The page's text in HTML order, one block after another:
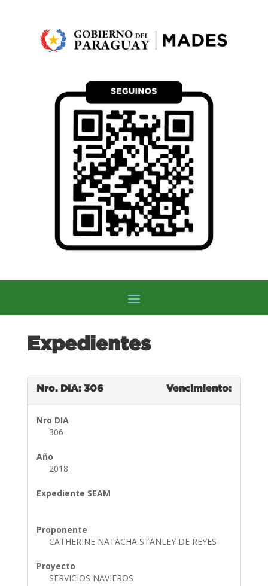
Expedientes
Nro. DIA: 306 Vencimiento:
Nro DIA
306
Año
2018
Expediente SEAM
Proponente
CATHERINE NATACHA STANLEY DE REYES
Proyecto
SERVICIOS NAVIEROS